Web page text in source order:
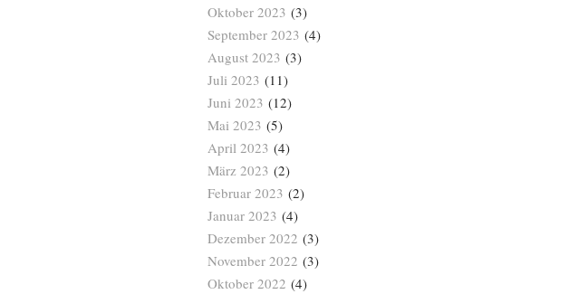
Oktober 2023 (3)
September 2023 (4)
August 2023 (3)
Juli 2023 (11)
Juni 2023 (12)
Mai 2023 (5)
April 2023 (4)
März 2023 (2)
Februar 2023 (2)
Januar 2023 (4)
Dezember 2022 (3)
November 2022 (3)
Oktober 2022 (4)